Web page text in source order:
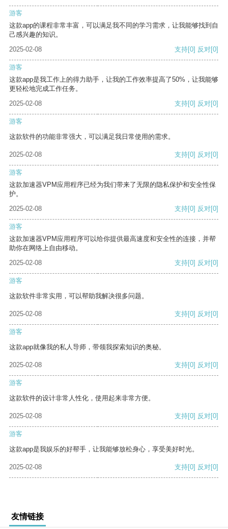
游客
这款app的课程非常丰富，可以满足我不同的学习需求，让我能够找到自
己感兴趣的知识。
2025-02-08
支持[0] 反对[0]
游客
这款app是我工作上的得力助手，让我的工作效率提高了50%，让我能够
更轻松地完成工作任务。
2025-02-08
支持[0] 反对[0]
游客
这款软件的功能非常强大，可以满足我日常使用的需求。
2025-02-08 支持[0] 反对[0]
游客
这款加速器VPM应用程序已经为我们带来了无限的隐私保护和安全性保
护。
2025-02-08
支持[0] 反对[0]
游客
这款加速器VPM应用程序可以给你提供最高速度和安全性的连接，并帮
助你在网络上自由移动。
2025-02-08
支持[0] 反对[0]
游客
这款软件非常实用，可以帮助我解决很多问题。
2025-02-08 支持[0] 反对[0]
游客
这款app就像我的私人导师，带领我探索知识的奥秘。
2025-02-08 支持[0] 反对[0]
游客
这款软件的设计非常人性化，使用起来非常方便。
2025-02-08 支持[0] 反对[0]
游客
这款app是我娱乐的好帮手，让我能够放松身心，享受美好时光。
2025-02-08 支持[0] 反对[0]
友情链接